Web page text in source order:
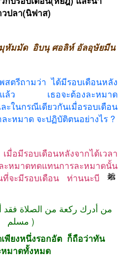
ปลา(นิฟาส)
มุหัมมัด อิบนุ ศอลิห์ อัลอุษัยมีน
สตรีถามว่า ได้มีรอบเดือนหลัง
ดแล้ว เธอจะต้องละหมาด
ในกรณีเดียวกันเมื่อรอบเดือน
ะหมาด จะปฏิบัติตนอย่างไร ?
เมื่อมีรอบเดือนหลังจากได้เวลา
หมาดทดแทนการละหมาดนั้น
ที่จะมีรอบเดือน ท่านนะบี
من أدرك ركعة من الصلاة فقد
مسلم )
เพียงหนึ่งรอกอัต ก็ถือว่าทัน
มาดทั้งหมด